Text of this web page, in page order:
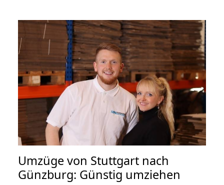
Umzüge von Stuttgart nach
Günzburg: Günstig umziehen